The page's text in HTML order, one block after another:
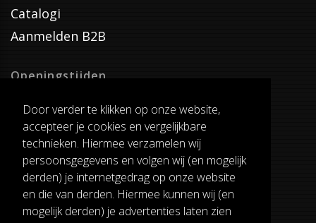
Door verder te klikken op onze website,
accepteer je cookies en vergelijkbare
technieken. Hiermee verzamelen wij
persoonsgegevens en volgen wij (en mogelijk
derden) je internetgedrag op onze website
en die van derden. Hiermee kunnen wij (en
mogelijk derden) je advertenties laten zien
Catalogi
Aanmelden B2B
Openingstijden
Dinsdag T/M Zaterdag
van 8:00-17:00
Verzenddagen
Dinsdag T/M Vrijdag
Pauze
12:30-13:00